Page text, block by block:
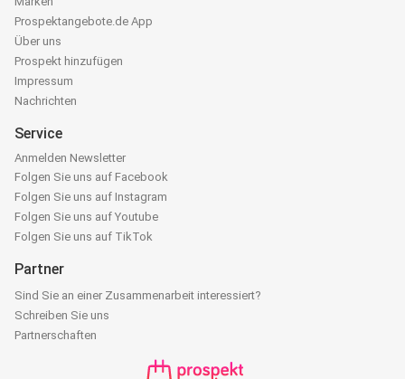
Prospektangebote.de App
Über uns
Prospekt hinzufügen
Impressum
Nachrichten
Service
Anmelden Newsletter
Folgen Sie uns auf Facebook
Folgen Sie uns auf Instagram
Folgen Sie uns auf Youtube
Folgen Sie uns auf TikTok
Partner
Sind Sie an einer Zusammenarbeit interessiert?
Schreiben Sie uns
Partnerschaften